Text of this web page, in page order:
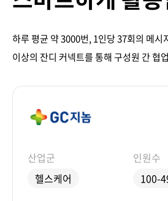
하루 평균 약 3000번, 1인당 37회의 메시
이상의 잔디 커넥트를 통해 구성원 간 협
산업군
헬스케어
인원수
100-